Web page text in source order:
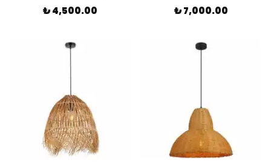
₺ 4,500.00 ₺ 7,000.00